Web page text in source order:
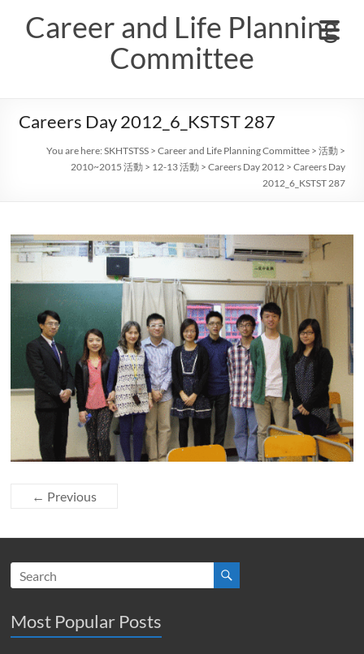
contentCareer and Life Planning
Committee
Careers Day 2012_6_KSTST 287
You are here:SKHTSTSS >Career and Life Planning Committee >活動 >
2010~2015 活動 > 12-13 活動 >Careers Day 2012 >Careers Day
2012_6_KSTST 287
← Previous
Most Popular Posts